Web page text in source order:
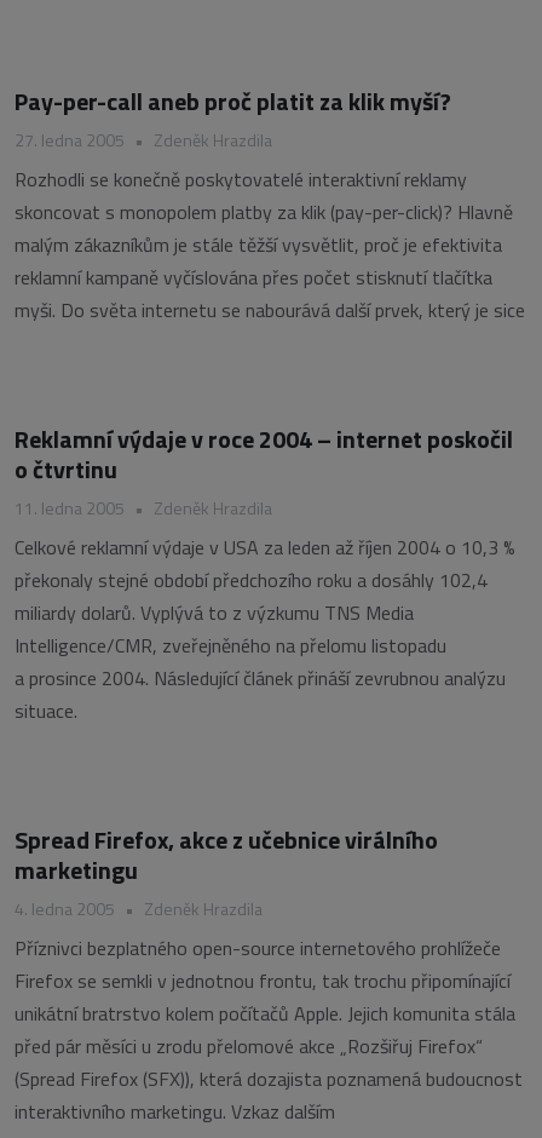
Pay-per-call aneb proč platit za klik myší?
27. ledna 2005 • Zdeněk Hrazdila
Rozhodli se konečně poskytovatelé interaktivní reklamy
skoncovat s monopolem platby za klik (pay-per-click)? Hlavně
malým zákazníkům je stále těžší vysvětlit, proč je efektivita
reklamní kampaně vyčíslována přes počet stisknutí tlačítka
myši. Do světa internetu se nabourává další prvek, který je sice
Reklamní výdaje v roce 2004 – internet poskočil
o čtvrtinu
11. ledna 2005 • Zdeněk Hrazdila
Celkové reklamní výdaje v USA za leden až říjen 2004 o 10,3 %
překonaly stejné období předchozího roku a dosáhly 102,4
miliardy dolarů. Vyplývá to z výzkumu TNS Media
Intelligence/CMR, zveřejněného na přelomu listopadu
a prosince 2004. Následující článek přináší zevrubnou analýzu
situace.
Spread Firefox, akce z učebnice virálního
marketingu
4. ledna 2005 • Zdeněk Hrazdila
Příznivci bezplatného open-source internetového prohlížeče
Firefox se semkli v jednotnou frontu, tak trochu připomínající
unikátní bratrstvo kolem počítačů Apple. Jejich komunita stála
před pár měsíci u zrodu přelomové akce „Rozšiřuj Firefox“
(Spread Firefox (SFX)), která dozajista poznamená budoucnost
interaktivního marketingu. Vzkaz dalším